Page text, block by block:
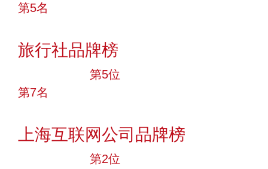
第5名
旅行社品牌榜
第5位
第7名
上海互联网公司品牌榜
第2位